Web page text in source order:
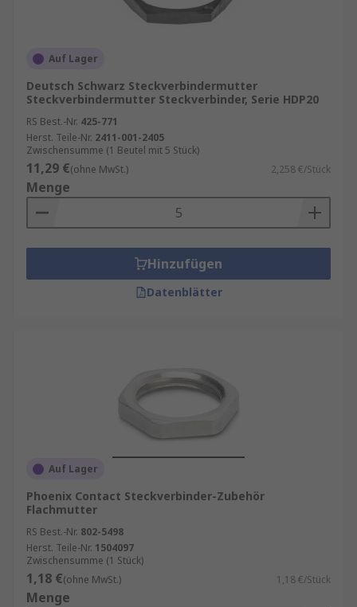
Auf Lager
Deutsch Schwarz Steckverbindermutter
Steckverbindermutter Steckverbinder, Serie HDP20
RS Best.-Nr. 425-771
Herst. Teile-Nr. 2411-001-2405
Zwischensumme (1 Beutel mit 5 Stück)
11,29 €(ohne MwSt.) 2,258 €/Stück
Menge
Hinzufügen
Datenblätter
Auf Lager
Phoenix Contact Steckverbinder-Zubehör
Flachmutter
RS Best.-Nr. 802-5498
Herst. Teile-Nr. 1504097
Zwischensumme (1 Stück)
1,18 €(ohne MwSt.) 1,18 €/Stück
Menge